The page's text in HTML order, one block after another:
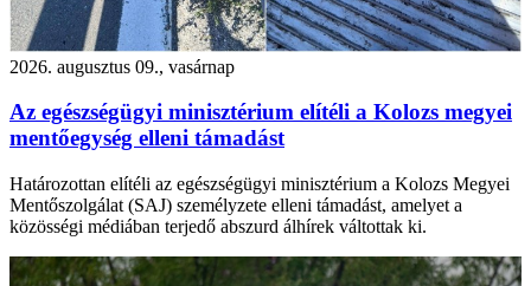
2026. augusztus 09., vasárnap
Az egészségügyi minisztérium elítéli a Kolozs megyei
mentőegység elleni támadást
Határozottan elítéli az egészségügyi minisztérium a Kolozs Megyei
Mentőszolgálat (SAJ) személyzete elleni támadást, amelyet a
közösségi médiában terjedő abszurd álhírek váltottak ki.